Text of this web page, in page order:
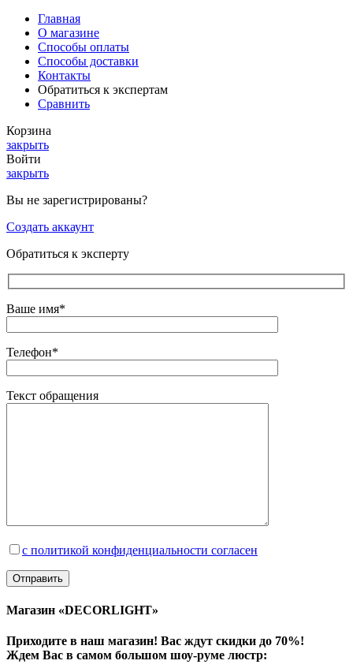
Главная
О магазине
Способы оплаты
Способы доставки
Контакты
Обратиться к экспертам
Сравнить
Корзина
закрыть
Войти
закрыть
Вы не зарегистрированы?
Создать аккаунт
Обратиться к эксперту
Ваше имя*
Телефон*
Текст обращения
с политикой конфиденциальности согласен
Магазин «DECORLIGHT»
Приходите в наш магазин! Вас ждут скидки до 70%!
Ждем Вас в самом большом шоу-руме люстр: